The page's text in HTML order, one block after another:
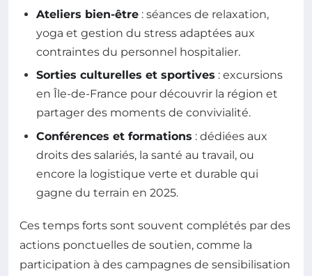
Ateliers bien-être : séances de relaxation,
yoga et gestion du stress adaptées aux
contraintes du personnel hospitalier.
Sorties culturelles et sportives : excursions
en Île-de-France pour découvrir la région et
partager des moments de convivialité.
Conférences et formations : dédiées aux
droits des salariés, la santé au travail, ou
encore la logistique verte et durable qui
gagne du terrain en 2025.
Ces temps forts sont souvent complétés par des
actions ponctuelles de soutien, comme la
participation à des campagnes de sensibilisation